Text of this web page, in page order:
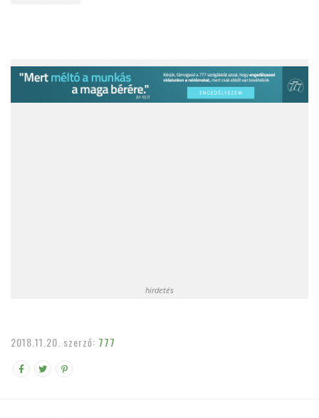
hirdetés
2018.11.20. szerző: 777